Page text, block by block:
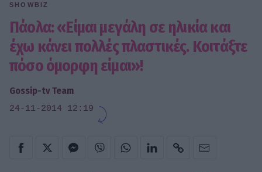
SHOWBIZ
Πάολα: «Είμαι μεγάλη σε ηλικία και
έχω κάνει πολλές πλαστικές. Κοιτάξτε
πόσο όμορφη είμαι»!
Gossip-tv Team
24-11-2014 12:19